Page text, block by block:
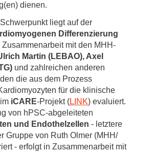
dienen.
liegt auf der
Differenzierung
mit den MHH-
Martin (LEBAO), Axel
und zahlreichen anderen
die aus dem Prozess
für die klinische
iCARE-Projekt (LINK) evaluiert.
von hPSC-abgeleiteten
und Endothelzellen - letztere
Gruppe von Ruth Olmer (MHH/
- erfolgt in Zusammenarbeit mit